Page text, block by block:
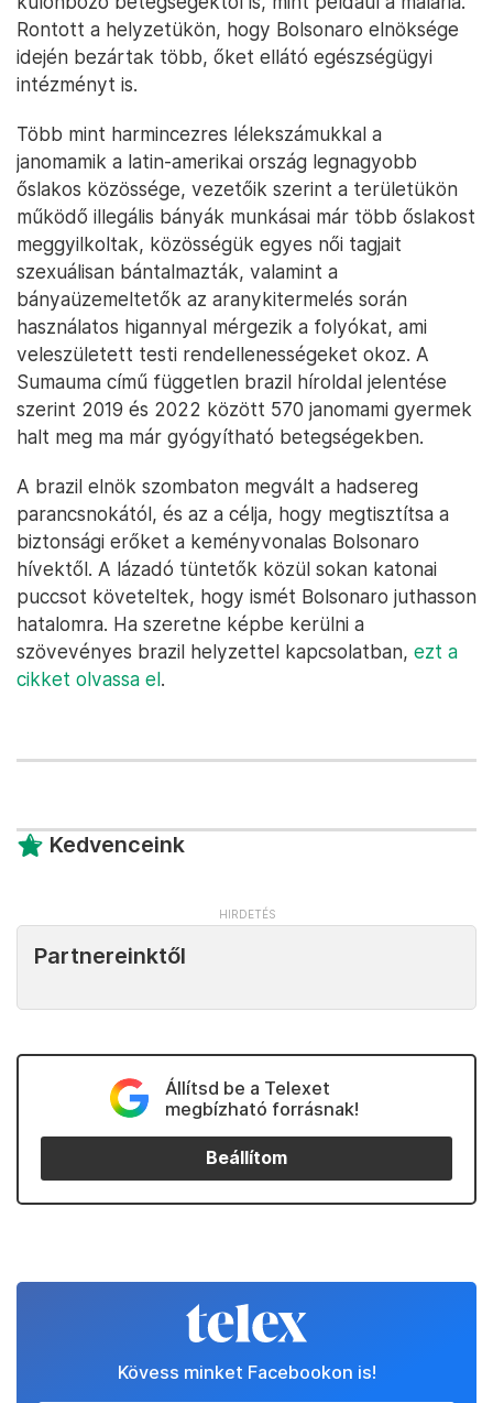
Rontott a helyzetükön, hogy Bolsonaro elnöksége
idején bezártak több, őket ellátó egészségügyi
intézményt is.
Több mint harmincezres lélekszámukkal a
janomamik a latin-amerikai ország legnagyobb
őslakos közössége, vezetőik szerint a területükön
működő illegális bányák munkásai már több őslakost
meggyilkoltak, közösségük egyes női tagjait
szexuálisan bántalmazták, valamint a
bányaüzemeltetők az aranykitermelés során
használatos higannyal mérgezik a folyókat, ami
veleszületett testi rendellenességeket okoz. A
Sumauma című független brazil híroldal jelentése
szerint 2019 és 2022 között 570 janomami gyermek
halt meg ma már gyógyítható betegségekben.
A brazil elnök szombaton megvált a hadsereg
parancsnokától, és az a célja, hogy megtisztítsa a
biztonsági erőket a keményvonalas Bolsonaro
hívektől. A lázadó tüntetők közül sokan katonai
puccsot követeltek, hogy ismét Bolsonaro juthasson
hatalomra. Ha szeretne képbe kerülni a
szövevényes brazil helyzettel kapcsolatban, ezt a
cikket olvassa el.
Kedvenceink
Partnereinktől
Állítsd be a Telexet
megbízható forrásnak!
Beállítom
Kövess minket Facebookon is!